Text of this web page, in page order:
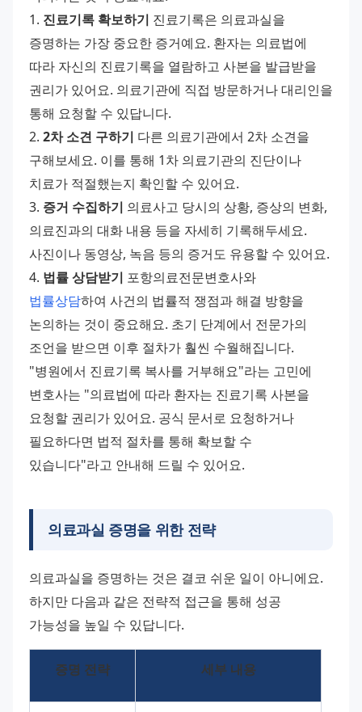
1. 진료기록 확보하기 진료기록은 의료과실을
증명하는 가장 중요한 증거예요. 환자는 의료법에
따라 자신의 진료기록을 열람하고 사본을 발급받을
권리가 있어요. 의료기관에 직접 방문하거나 대리인을
통해 요청할 수 있답니다.
2. 2차 소견 구하기 다른 의료기관에서 2차 소견을
구해보세요. 이를 통해 1차 의료기관의 진단이나
치료가 적절했는지 확인할 수 있어요.
3. 증거 수집하기 의료사고 당시의 상황, 증상의 변화,
의료진과의 대화 내용 등을 자세히 기록해두세요.
사진이나 동영상, 녹음 등의 증거도 유용할 수 있어요.
4. 법률 상담받기
법률상담하여 사건의 법률적 쟁점과 해결 방향을
논의하는 것이 중요해요. 초기 단계에서 전문가의
조언을 받으면 이후 절차가 훨씬 수월해집니다.
"병원에서 진료기록 복사를 거부해요"라는 고민에
변호사는 "의료법에 따라 환자는 진료기록 사본을
요청할 권리가 있어요. 공식 문서로 요청하거나
필요하다면 법적 절차를 통해 확보할 수
있습니다"라고 안내해 드릴 수 있어요.
의료과실 증명을 위한 전략
의료과실을 증명하는 것은 결코 쉬운 일이 아니에요.
하지만 다음과 같은 전략적 접근을 통해 성공
가능성을 높일 수 있답니다.
증명 전략 세부 내용